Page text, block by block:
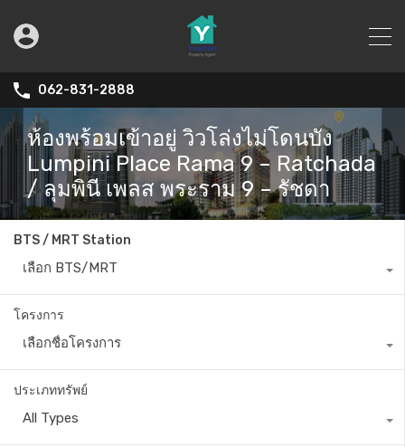
062-831-2888
ห้องพร้อมเข้าอยู่ วิวโล่งไม่โดนบัง
Lumpini Place Rama 9 – Ratchada
/ ลุมพินี เพลส พระราม 9 – รัชดา
BTS / MRT Station
เลือก BTS/MRT
โครงการ
เลือกชื่อโครงการ
ประเภททรัพย์
All Types